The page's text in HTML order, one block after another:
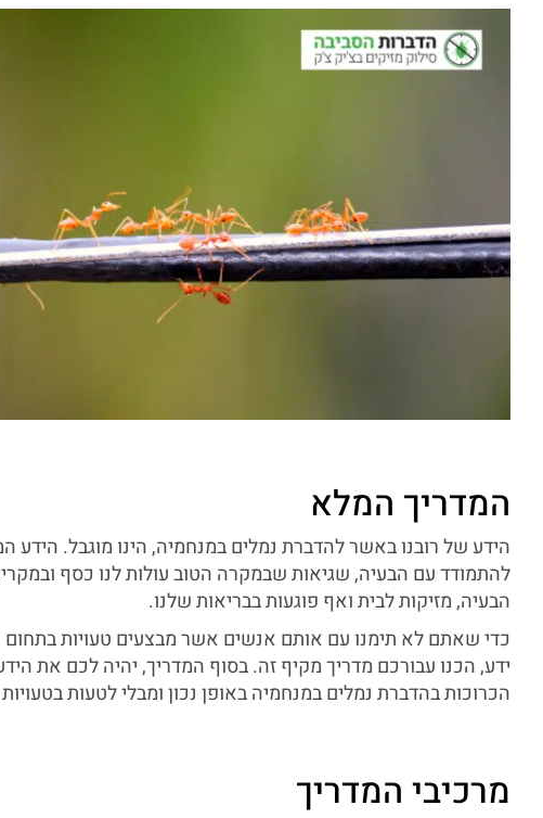
המדריך המלא
הידע של רובנו באשר להדברת נמלים במנחמיה, הינו מוגבל. הידע
להתמודד עם הבעיה, שגיאות שבמקרה הטוב עולות לנו כסף
הבעיה, מזיקות לבית ואף פוגעות בבריאות שלנו.
כדי שאתם לא תימנו עם אותם אנשים אשר מבצעים טעויות
ידע, הכנו עבורכם מדריך מקיף זה. בסוף המדריך, יהיה לכם את
הכרוכות בהדברת נמלים במנחמיה באופן נכון ומבלי לטעות
מרכיבי המדריך